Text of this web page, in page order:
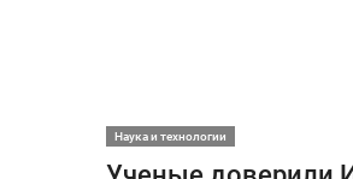
Наука и технологии